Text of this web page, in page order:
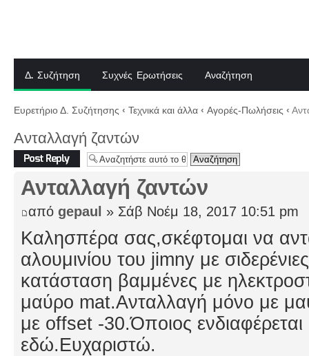
Δ. Συζήτηση Συχνές Ερωτήσεις Αναζήτηση
Ευρετήριο Δ. Συζήτησης ‹ Τεχνικά και άλλα ‹ Αγορές-Πωλήσεις ‹
Ανταλλαγή ζαντών
Δημιουργία
απάντησης
Ανταλλαγή ζαντών
από gepaul » Σάβ Νοέμ 18, 2017 10:51 pm
Καλησπέρα σας,σκέφτομαι να
αλουμινίου του jimny με
κατάσταση βαμμένες με
μαύρο mat.Ανταλλαγή μόνο με
με offset -30.Όποιος
εδώ.Ευχαριστώ.